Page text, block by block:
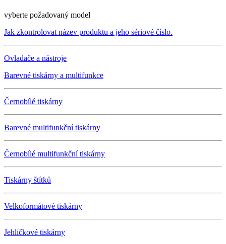
vyberte požadovaný model
Jak zkontrolovat název produktu a jeho sériové číslo.
Ovladače a nástroje
Barevné tiskárny a multifunkce
Černobílé tiskárny
Barevné multifunkční tiskárny
Černobílé multifunkční tiskárny
Tiskárny štítků
Velkoformátové tiskárny
Jehličkové tiskárny